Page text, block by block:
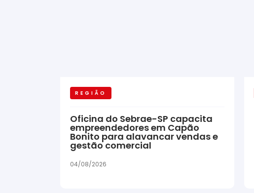
REGIÃO
Oficina do Sebrae-SP capacita
empreendedores em Capão
Bonito para alavancar vendas e
gestão comercial
04/08/2026